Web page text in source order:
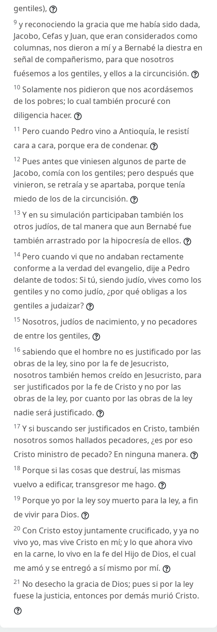
gentiles),
9 y reconociendo la gracia que me había sido dada,
Jacobo, Cefas y Juan, que eran considerados como
columnas, nos dieron a mí y a Bernabé la diestra en
señal de compañerismo, para que nosotros
fuésemos a los gentiles, y ellos a la circuncisión.
10 Solamente nos pidieron que nos acordásemos
de los pobres; lo cual también procuré con
diligencia hacer.
11 Pero cuando Pedro vino a Antioquía, le resistí
cara a cara, porque era de condenar.
12 Pues antes que viniesen algunos de parte de
Jacobo, comía con los gentiles; pero después que
vinieron, se retraía y se apartaba, porque tenía
miedo de los de la circuncisión.
13 Y en su simulación participaban también los
otros judíos, de tal manera que aun Bernabé fue
también arrastrado por la hipocresía de ellos.
14 Pero cuando vi que no andaban rectamente
conforme a la verdad del evangelio, dije a Pedro
delante de todos: Si tú, siendo judío, vives como los
gentiles y no como judío, ¿por qué obligas a los
gentiles a judaizar?
15 Nosotros, judíos de nacimiento, y no pecadores
de entre los gentiles,
16 sabiendo que el hombre no es justificado por las
obras de la ley, sino por la fe de Jesucristo,
nosotros también hemos creído en Jesucristo, para
ser justificados por la fe de Cristo y no por las
obras de la ley, por cuanto por las obras de la ley
nadie será justificado.
17 Y si buscando ser justificados en Cristo, también
nosotros somos hallados pecadores, ¿es por eso
Cristo ministro de pecado? En ninguna manera.
18 Porque si las cosas que destruí, las mismas
vuelvo a edificar, transgresor me hago.
19 Porque yo por la ley soy muerto para la ley, a fin
de vivir para Dios.
20 Con Cristo estoy juntamente crucificado, y ya no
vivo yo, mas vive Cristo en mí; y lo que ahora vivo
en la carne, lo vivo en la fe del Hijo de Dios, el cual
me amó y se entregó a sí mismo por mí.
21 No desecho la gracia de Dios; pues si por la ley
fuese la justicia, entonces por demás murió Cristo.